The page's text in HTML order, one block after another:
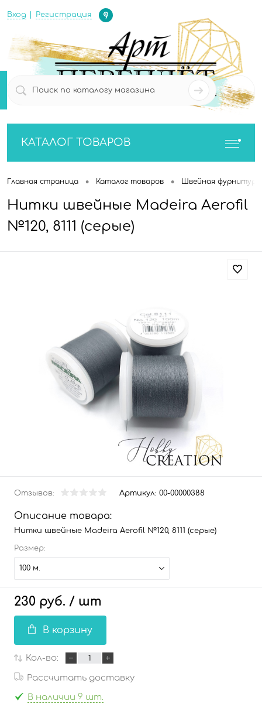
Вход Регистрация
Определение
0
КАТАЛОГ ТОВАРОВ
Главная страница • Каталог товаров • Швейная
Нитки швейные Madeira Aerofil
№120, 8111 (серые)
Отзывов: Артикул: 00-00000388
Описание товара:
Нитки швейные Madeira Aerofil №120, 8111 (серые)
Размер:
100 м.
230 руб. / шт
В корзину
Кол-во:
Рассчитать доставку
В наличии 9 шт.